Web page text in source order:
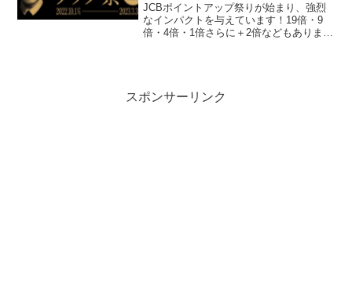
JCBポイントアップ祭りが始まり、強烈
なインパクトを与えています！19倍・9
倍・4倍・1倍さらに＋2倍などもありま
スポンサーリンク